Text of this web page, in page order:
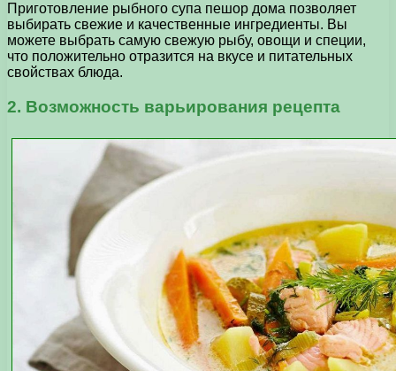
Приготовление рыбного супа пешор дома позволяет
выбирать свежие и качественные ингредиенты. Вы
можете выбрать самую свежую рыбу, овощи и специи,
что положительно отразится на вкусе и питательных
свойствах блюда.
2. Возможность варьирования рецепта